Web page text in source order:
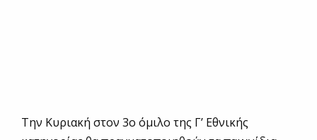
Την Κυριακή στον 3ο όμιλο της Γ’ Εθνικής